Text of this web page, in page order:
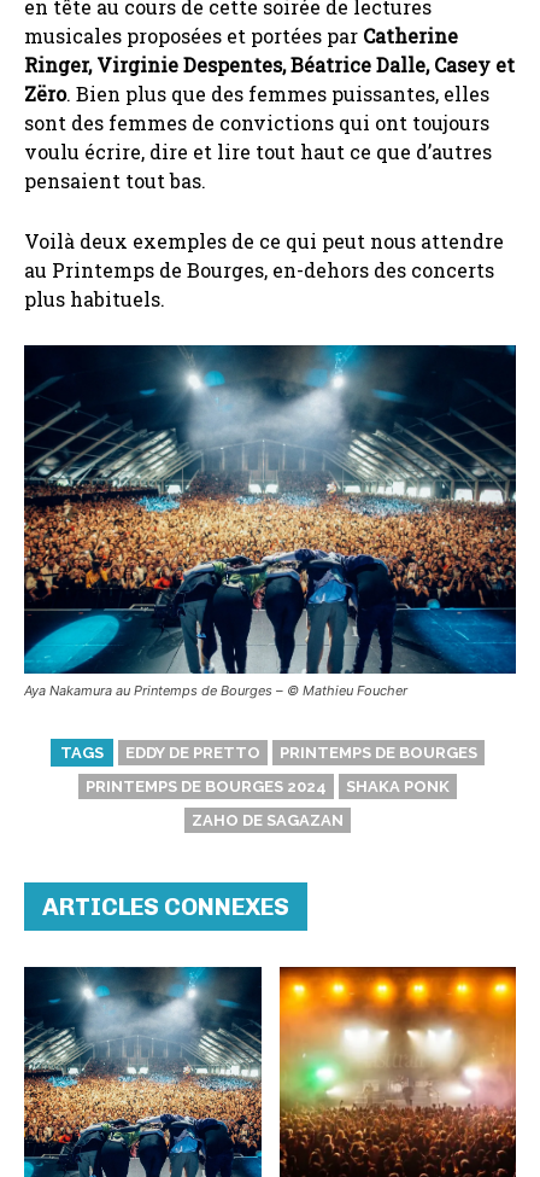
en tête au cours de cette soirée de lectures
musicales proposées et portées par Catherine
Ringer, Virginie Despentes, Béatrice Dalle, Casey et
Zëro. Bien plus que des femmes puissantes, elles
sont des femmes de convictions qui ont toujours
voulu écrire, dire et lire tout haut ce que d’autres
pensaient tout bas.
Voilà deux exemples de ce qui peut nous attendre
au Printemps de Bourges, en-dehors des concerts
plus habituels.
Aya Nakamura au Printemps de Bourges – ©️ Mathieu Foucher
TAGS EDDY DE PRETTO
PRINTEMPS DE BOURGES
PRINTEMPS DE BOURGES 2024
SHAKA PONK
ZAHO DE SAGAZAN
ARTICLES CONNEXES